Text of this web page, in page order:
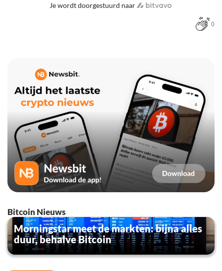
Je wordt doorgestuurd naar
0
Bitcoin Nieuws
Morningstar meet de markten: bijna alles
duur, behalve Bitcoin